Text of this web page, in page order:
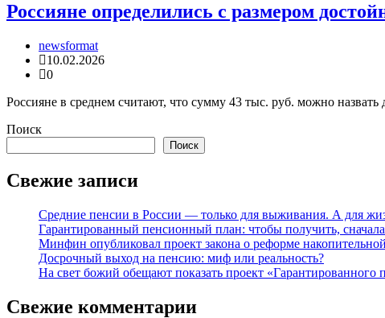
Россияне определились с размером
newsformat
10.02.2026
0
Россияне в среднем считают, что сумму 43 тыс. руб. можно
Поиск
Поиск
Свежие записи
Средние пенсии в России — только для выживания. А для
Гарантированный пенсионный план: чтобы получить,
Минфин опубликовал проект закона о реформе
Досрочный выход на пенсию: миф или реальность?
На свет божий обещают показать проект «Гарантированного
Свежие комментарии